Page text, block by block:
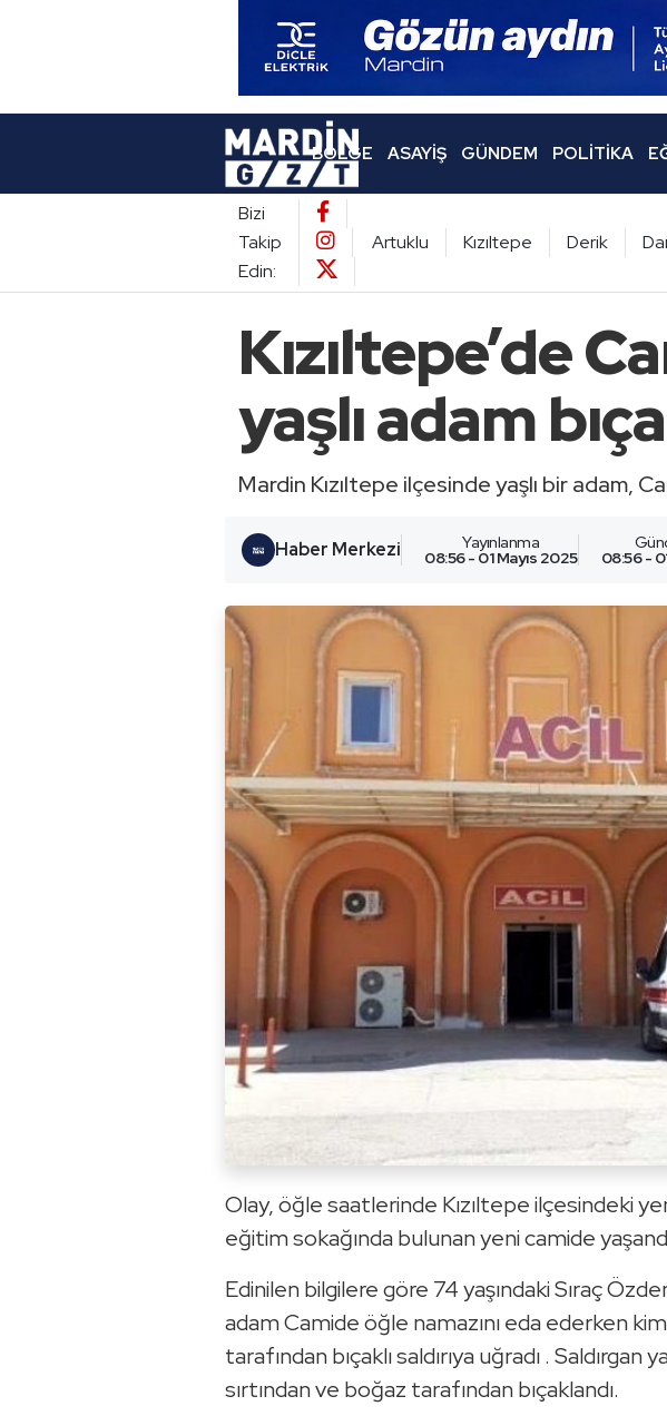
BÖLGE ASAYIŞ GÜNDEM POLITIKA
Bizi
Takip
Edin:
Artuklu Kızıltepe Derik
Kızıltepe’de
yaşlı adam
Mardin Kızıltepe ilçesinde yaşlı bir adam,
Haber Merkezi Yayınlanma
08:56 - 01 Mayıs 2025 08:56 -
Olay, öğle saatlerinde Kızıltepe ilçesindeki
eğitim sokağında bulunan yeni camide
Edinilen bilgilere göre 74 yaşındaki Sıraç
adam Camide öğle namazını eda ederken
tarafından bıçaklı saldırıya uğradı . Saldırgan
sırtından ve boğaz tarafından bıçaklandı.